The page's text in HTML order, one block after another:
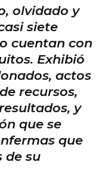
olvidado y
siete
cuentan con
Exhibió
actos
recursos,
y
que se
que
de su